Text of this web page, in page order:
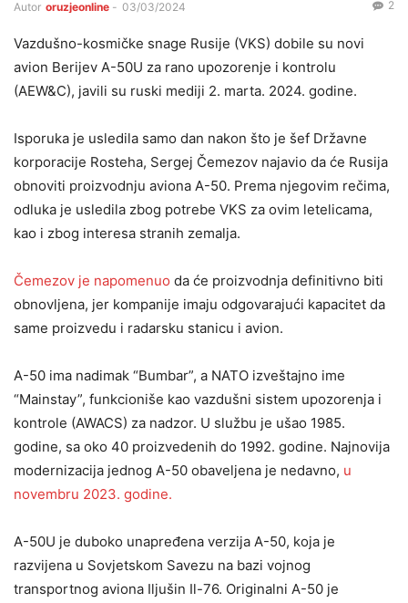
Autor oruzjeonline - 03/03/2024 2
Vazdušno-kosmičke snage Rusije (VKS) dobile su novi
avion Berijev A-50U za rano upozorenje i kontrolu
(AEW&C), javili su ruski mediji 2. marta. 2024. godine.
Isporuka je usledila samo dan nakon što je šef Državne
korporacije Rosteha, Sergej Čemezov najavio da će Rusija
obnoviti proizvodnju aviona A-50. Prema njegovim rečima,
odluka je usledila zbog potrebe VKS za ovim letelicama,
kao i zbog interesa stranih zemalja.
Čemezov je napomenuo da će proizvodnja definitivno biti
obnovljena, jer kompanije imaju odgovarajući kapacitet da
same proizvedu i radarsku stanicu i avion.
A-50 ima nadimak “Bumbar”, a NATO izveštajno ime
“Mainstay”, funkcioniše kao vazdušni sistem upozorenja i
kontrole (AWACS) za nadzor. U službu je ušao 1985.
godine, sa oko 40 proizvedenih do 1992. godine. Najnovija
modernizacija jednog A-50 obaveljena je nedavno, u
novembru 2023. godine.
A-50U je duboko unapređena verzija A-50, koja je
razvijena u Sovjetskom Savezu na bazi vojnog
transportnog aviona Iljušin Il-76. Originalni A-50 je